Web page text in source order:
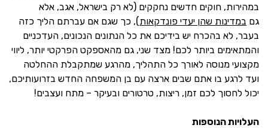
במהירות, חוקים חדשים נחקקים (לא רק בישראל, אגב, אלא
גם במדינות שהן יעדי פונדקאות), כך שגם אם עברתם הליך כזה
בעבר, לא בהכרח יש בידיכם את כל הנתונים הנכונים, העדכניים
והמתאימים ביותר לכם! מצד שני, גם מהאספקט הפרקטי יותר, ליווי
מקצועי מנוסה לאורך כל התהליך, מהרגע שמתקבלת ההחלטה
ועד לרגע בו אתם שבים ארצה עם בן המשפחה החדש בזרועותיכם,
יכול לחסוך לכם זמן, ריצות, טרטורים ובעיקר – מתח ועצבים!
העלויות הנוספות